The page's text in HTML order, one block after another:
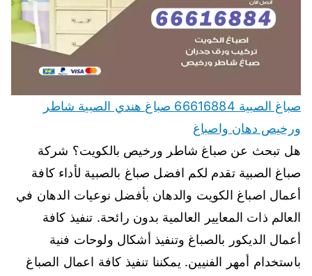
صباغ الصبية 66616884 صباغ هندي الصبية شاطر
ورخيص دهان واصباغ
هل تبحث عن صباغ شاطر ورخيص بالكويت؟ شركة
صباغ الصبية تقدم لكم افضل صباغ بالصبية لأداء كافة
أعمال اصباغ الكويت والدهان بأفضل نوعيات الدهان في
العالم ذات المعايير العالمية بدون رائحة. تنفيذ كافة
أعمال الديكور بالصباغ وتنفيذ أشكال ولوحات فنية
باستخدام أمهر الفنيين. يمكننا تنفيذ كافة اعمال الصباغ